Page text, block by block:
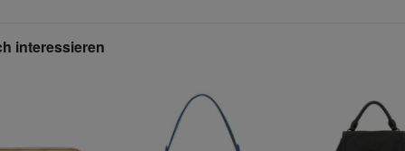
interessieren